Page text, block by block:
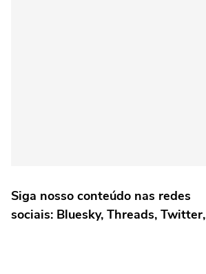
Siga nosso conteúdo nas redes
sociais: Bluesky, Threads,